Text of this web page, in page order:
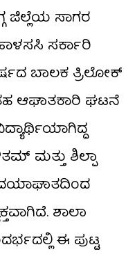
ಜಿಲ್ಲೆಯ ಸಾಗರ
ಸರ್ಕಾರಿ
ಬಾಲಕ ತ್ರಿಲೋಕ್
ಆಘಾತಕಾರಿ ಘಟನೆ
ಮತ್ತು ಶಿಲ್ಪಾ
ಶಾಲಾ
ಈ ಪುಟ್ಟ